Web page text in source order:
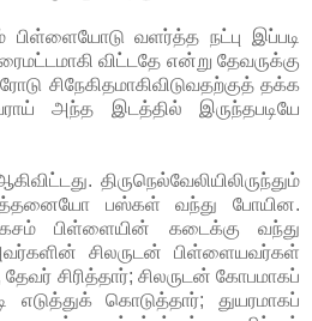
பிள்ளையோடு வளர்த்த நட்பு இப்படி
விட்டதே என்று தேவருக்கு
சிநேகிதமாகிவிடுவதற்குத் தக்க
அந்த இடத்தில் இருந்தபடியே
திருநெல்வேலியிலிருந்தும்
எத்தனையோ பஸ்கள் வந்து போயின.
பிள்ளையின் கடைக்கு வந்து
சிலருடன் பிள்ளையவர்கள்
சிரித்தார்; சிலருடன் கோபமாகப்
எடுத்துக் கொடுத்தார்; துயரமாகப்